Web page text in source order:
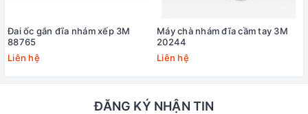
Đai ốc gắn đĩa nhám xếp 3M
88765
Liên hệ
Máy chà nhám đĩa cầm tay 3M
20244
Liên hệ
ĐĂNG KÝ NHẬN TIN